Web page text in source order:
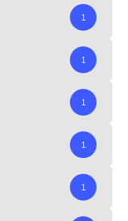
1
1
1
1
1